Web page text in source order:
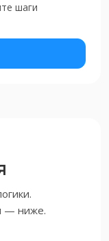
шаги
— ниже.